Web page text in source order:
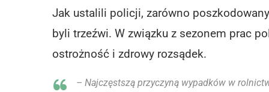
Jak ustalili policji, zarówno
byli trzeźwi. W związku z sezonem prac
ostrożność i zdrowy rozsądek.
– Najczęstszą przyczyną wypadków w